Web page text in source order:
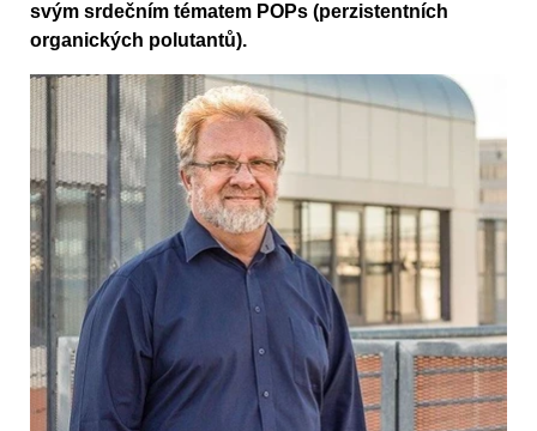
svým srdečním tématem POPs (perzistentních
organických polutantů).